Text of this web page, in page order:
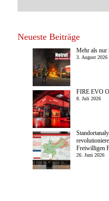
Neueste Beiträge
Mehr als nur
3. August 2026
FIRE EVO
8. Juli 2026
Freiwilligen
26. Juni 2026